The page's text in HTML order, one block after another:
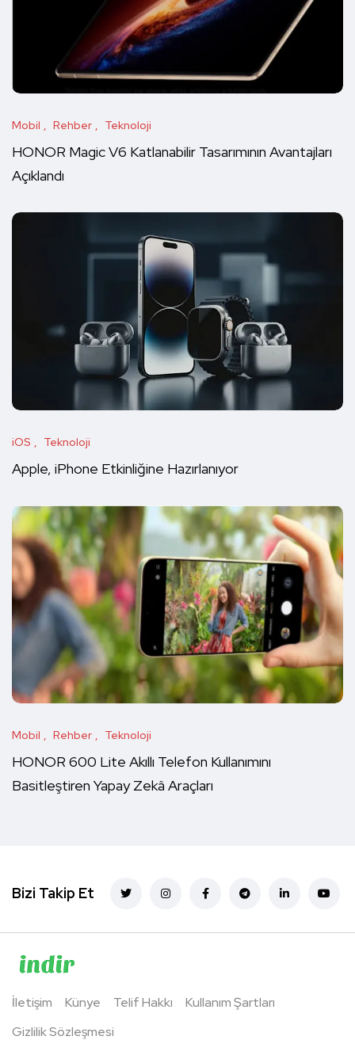
Mobil Rehber Teknoloji
HONOR Magic V6 Katlanabilir Tasarımının Avantajları
Açıklandı
iOS Teknoloji
Apple, iPhone Etkinliğine Hazırlanıyor
Mobil Rehber Teknoloji
HONOR 600 Lite Akıllı Telefon Kullanımını
Basitleştiren Yapay Zekâ Araçları
Bizi Takip Et
İletişim Künye Telif Hakkı
Kullanım Şartları
Gizlilik Sözleşmesi